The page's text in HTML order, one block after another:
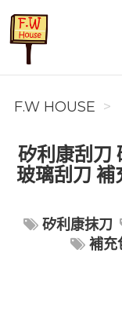
F.W House
F.W HOUSE
矽利康刮刀
玻璃刮刀 補
矽利康抹刀
補充